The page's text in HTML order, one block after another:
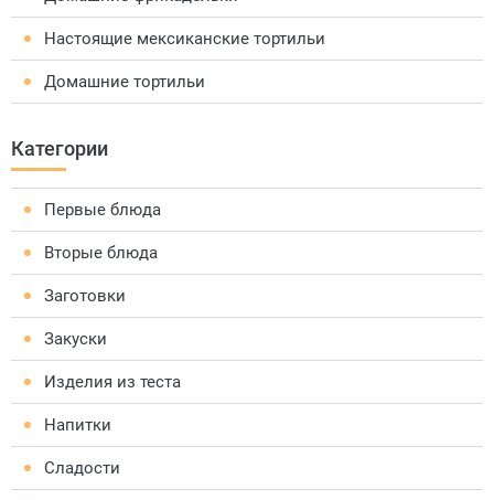
Настоящие мексиканские тортильи
Домашние тортильи
Категории
Первые блюда
Вторые блюда
Заготовки
Закуски
Изделия из теста
Напитки
Сладости